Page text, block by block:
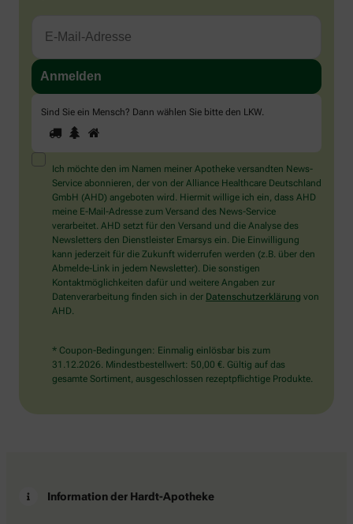
Sind Sie ein Mensch? Dann wählen Sie bitte den LKW.
Sind
Sie
ein
Mensch?
Dann
wählen
Sie
bitte
den
LKW.
1 2
Ich möchte den im Namen meiner Apotheke versandten News-
Service abonnieren, der von der Alliance Healthcare Deutschland
GmbH (AHD) angeboten wird. Hiermit willige ich ein, dass AHD
meine E-Mail-Adresse zum Versand des News-Service
verarbeitet. AHD setzt für den Versand und die Analyse des
Newsletters den Dienstleister Emarsys ein. Die Einwilligung
kann jederzeit für die Zukunft widerrufen werden (z.B. über den
Abmelde-Link in jedem Newsletter). Die sonstigen
Kontaktmöglichkeiten dafür und weitere Angaben zur
Datenverarbeitung finden sich in der Datenschutzerklärung von
AHD.
* Coupon-Bedingungen: Einmalig einlösbar bis zum
31.12.2026. Mindestbestellwert: 50,00 €. Gültig auf das
gesamte Sortiment, ausgeschlossen rezeptpflichtige Produkte.
Information der Hardt-Apotheke